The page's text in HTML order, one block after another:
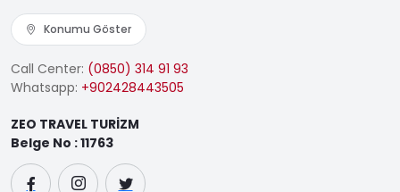
Konumu Göster
Call Center: (0850) 314 91 93
Whatsapp: +902428443505
ZEO TRAVEL TURİZM
Belge No : 11763